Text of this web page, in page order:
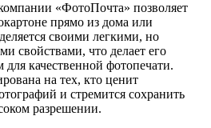
«ФотоПочта» позволяет
прямо из дома или
своими легкими, но
свойствами, что делает его
качественной фотопечати.
на тех, кто ценит
и стремится сохранить
разрешении.